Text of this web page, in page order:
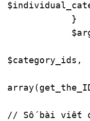
$category_ids,
// Số bài viết